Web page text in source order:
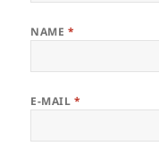
NAME *
E-MAIL *